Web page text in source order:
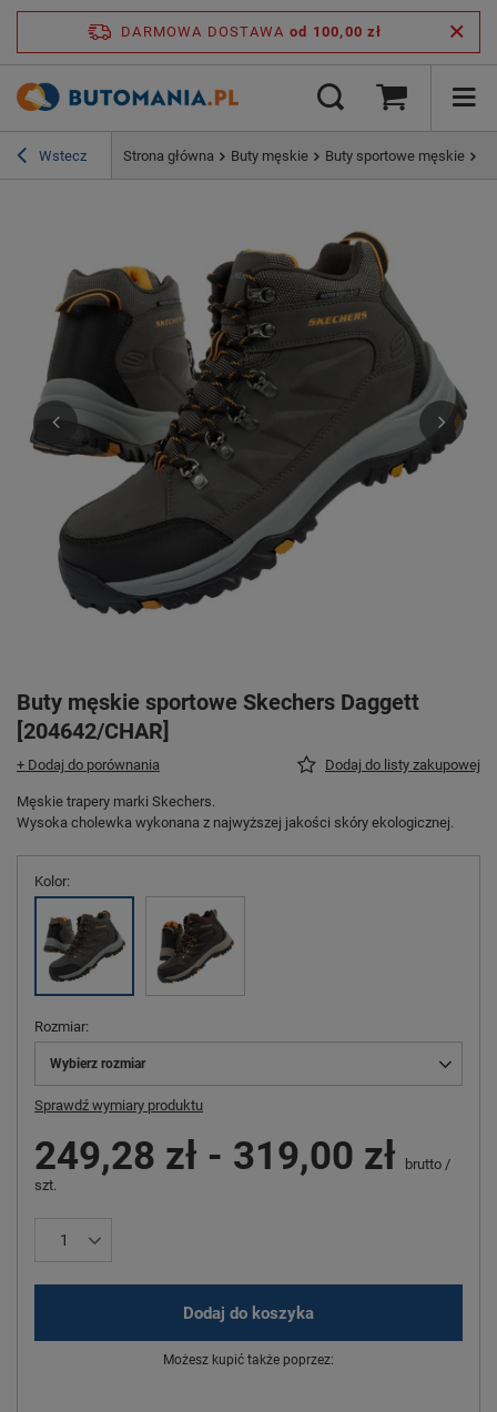
DARMOWA DOSTAWA od 100,00 zł
Wstecz Strona główna Buty męskie Buty sportowe męskie
Buty męskie sportowe Skechers Daggett
[204642/CHAR]
+ Dodaj do porównania Dodaj do listy zakupowej
Męskie trapery marki Skechers.
Wysoka cholewka wykonana z najwyższej jakości skóry ekologicznej.
Kolor
Rozmiar
Wybierz rozmiar
Sprawdź wymiary produktu
249,28 zł - 319,00 zł brutto /
szt.
Dodaj do koszyka
Możesz kupić także poprzez: